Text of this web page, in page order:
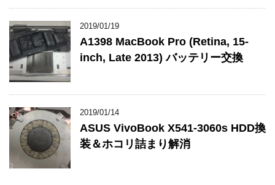
2019/01/19
A1398 MacBook Pro (Retina, 15-
inch, Late 2013) バッテリー交換
2019/01/14
ASUS VivoBook X541-3060s HDD換
装＆ホコリ詰まり解消